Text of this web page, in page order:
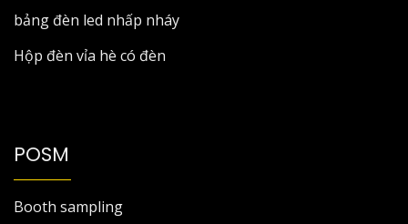
bảng đèn led nhấp nháy
Hộp đèn vỉa hè có đèn
POSM
Booth sampling